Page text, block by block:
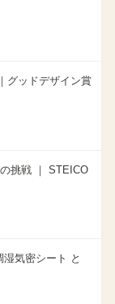
グッドデザイン賞
挑戦 ｜ STEICO
気密シート と